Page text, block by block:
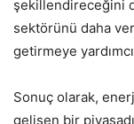
şekillendireceğini
sektörünü daha
getirmeye
Sonuç olarak,
gelişen bir